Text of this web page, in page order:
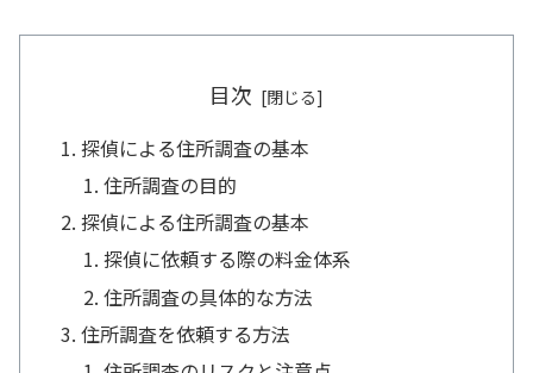
目次
探偵による住所調査の基本
住所調査の目的
探偵による住所調査の基本
探偵に依頼する際の料金体系
住所調査の具体的な方法
住所調査を依頼する方法